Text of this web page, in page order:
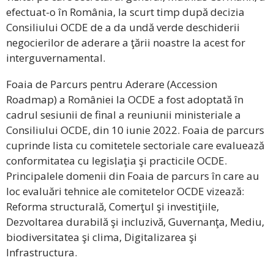
efectuat-o în România, la scurt timp după decizia
Consiliului OCDE de a da undă verde deschiderii
negocierilor de aderare a ţării noastre la acest for
interguvernamental.
Foaia de Parcurs pentru Aderare (Accession
Roadmap) a României la OCDE a fost adoptată în
cadrul sesiunii de final a reuniunii ministeriale a
Consiliului OCDE, din 10 iunie 2022. Foaia de parcurs
cuprinde lista cu comitetele sectoriale care evaluează
conformitatea cu legislaţia şi practicile OCDE.
Principalele domenii din Foaia de parcurs în care au
loc evaluări tehnice ale comitetelor OCDE vizează:
Reforma structurală, Comerţul şi investiţiile,
Dezvoltarea durabilă şi incluzivă, Guvernanţa, Mediu,
biodiversitatea şi clima, Digitalizarea şi
Infrastructura.